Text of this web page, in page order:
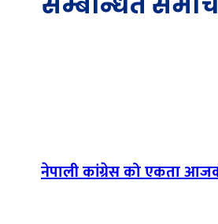
नेपाली कांग्रेस को एकता